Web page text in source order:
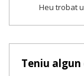
Heu trobat
Teniu algun